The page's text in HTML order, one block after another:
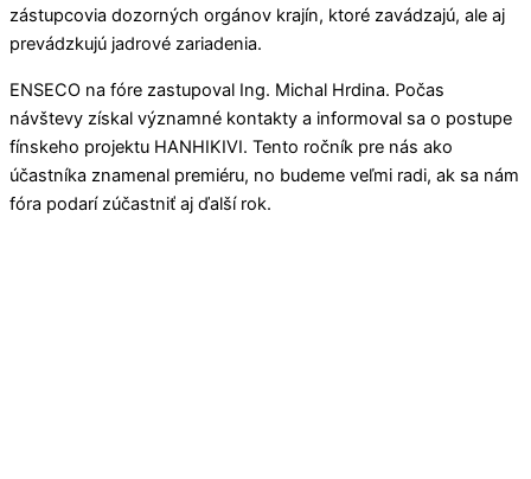
zástupcovia dozorných orgánov krajín, ktoré zavádzajú, ale aj
prevádzkujú jadrové zariadenia.
ENSECO na fóre zastupoval Ing. Michal Hrdina. Počas
návštevy získal významné kontakty a informoval sa o postupe
fínskeho projektu HANHIKIVI. Tento ročník pre nás ako
účastníka znamenal premiéru, no budeme veľmi radi, ak sa nám
fóra podarí zúčastniť aj ďalší rok.